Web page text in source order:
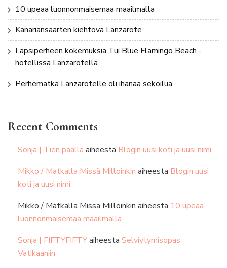
10 upeaa luonnonmaisemaa maailmalla
Kanariansaarten kiehtova Lanzarote
Lapsiperheen kokemuksia Tui Blue Flamingo Beach -
hotellissa Lanzarotella
Perhematka Lanzarotelle oli ihanaa sekoilua
Recent Comments
Sonja | Tien päällä aiheesta Blogin uusi koti ja uusi nimi
Mikko / Matkalla Missä Milloinkin aiheesta Blogin uusi
koti ja uusi nimi
Mikko / Matkalla Missä Milloinkin aiheesta 10 upeaa
luonnonmaisemaa maailmalla
Sonja | FIFTYFIFTYaiheesta Selviytymisopas
Vatikaaniin